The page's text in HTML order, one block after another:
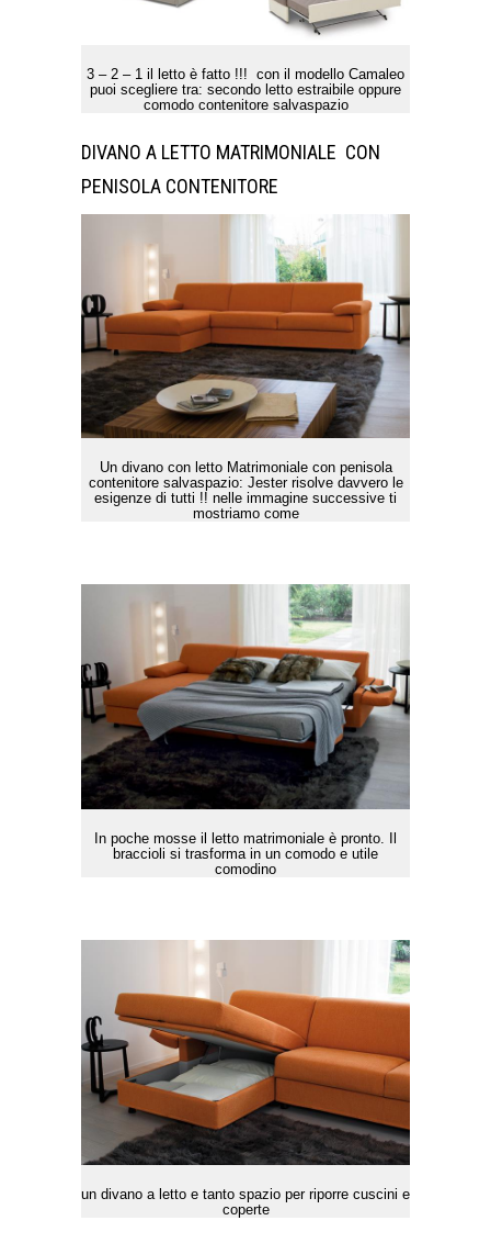
3 – 2 – 1 il letto è fatto !!! con il modello Camaleo
puoi scegliere tra: secondo letto estraibile oppure
comodo contenitore salvaspazio
DIVANO A LETTO MATRIMONIALE CON
PENISOLA CONTENITORE
Un divano con letto Matrimoniale con penisola
contenitore salvaspazio: Jester risolve davvero le
esigenze di tutti !! nelle immagine successive ti
mostriamo come
In poche mosse il letto matrimoniale è pronto. Il
braccioli si trasforma in un comodo e utile
comodino
un divano a letto e tanto spazio per riporre cuscini e
coperte